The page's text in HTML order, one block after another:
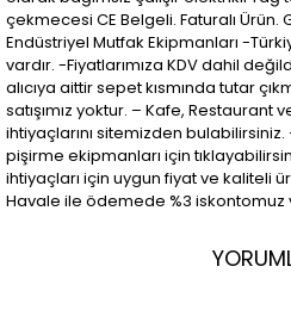
çekmecesi CE Belgeli. Faturalı Ürün.
Endüstriyel Mutfak Ekipmanları -
vardır. -Fiyatlarımıza KDV dahil
alıcıya aittir sepet kısmında tutar
satışımız yoktur. – Kafe, Restaurant
ihtiyaçlarını sitemizden bulabilirsiniz.
pişirme ekipmanları için
ihtiyaçları için uygun fiyat ve kaliteli
Havale ile ödemede %3 iskontomuz